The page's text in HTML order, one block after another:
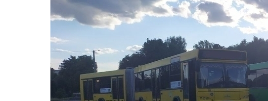
Тайный гость: Ресторан “Папараць
Тайный